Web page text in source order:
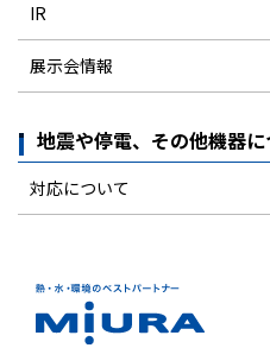
IR
展示会情報
地震や停電、その他機器
対応について